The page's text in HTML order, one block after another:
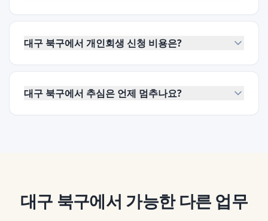
대구 북구에서 개인회생 신청 비용은?
대구 북구에서 추심은 언제 멈추나요?
대구 북구에서 가능한 다른 업무